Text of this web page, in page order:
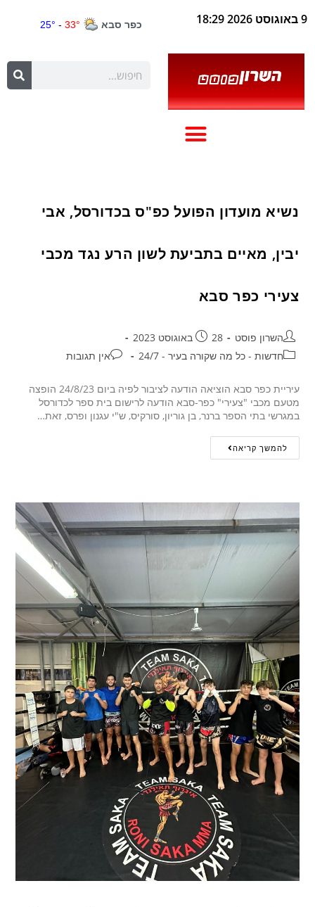
9 באוגוסט 2026 18:29
נשיא מועדון הפועל כפ"ס בכדורסל, אבי
יבין, מאיים בתביעת לשון הרע נגד מכבי
צעירי כפר סבא
השרון פוסט
28 באוגוסט 2023
חדשות - כל מה שקורה בעיר - 24/7
אין תגובות
עיריית כפר סבא הוציאה הודעה לציבור לפיה ביום 24/8/23 הופצה
מטעם מכבי "צעירי" כפר-סבא הודעה לרישום בית ספר לכדורסל
במגרשי בתי הספר ברנר, בן גוריון, סורקיס, ש"י עגנון ופרס, זאת…
להמשך קריאה